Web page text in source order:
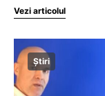
Vezi articolul
Știri